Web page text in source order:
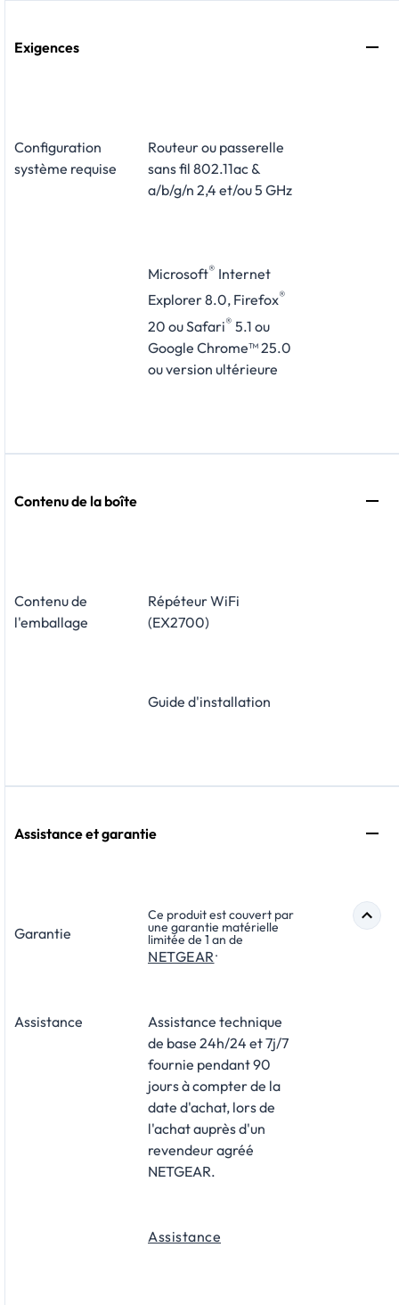
Exigences
Configuration
système requise
Routeur ou passerelle
sans fil 802.11ac &
a/b/g/n 2,4 et/ou 5 GHz
Microsoft® Internet
Explorer 8.0, Firefox®
20 ou Safari® 5.1 ou
Google Chrome™ 25.0
ou version ultérieure
Contenu de la boîte
Contenu de
l'emballage
Répéteur WiFi
(EX2700)
Guide d'installation
Assistance et garantie
Garantie
Ce produit est couvert par
une garantie matérielle
limitée de 1 an de
NETGEAR.
Assistance
Assistance technique
de base 24h/24 et 7j/7
fournie pendant 90
jours à compter de la
date d'achat, lors de
l'achat auprès d'un
revendeur agréé
NETGEAR.
Assistance